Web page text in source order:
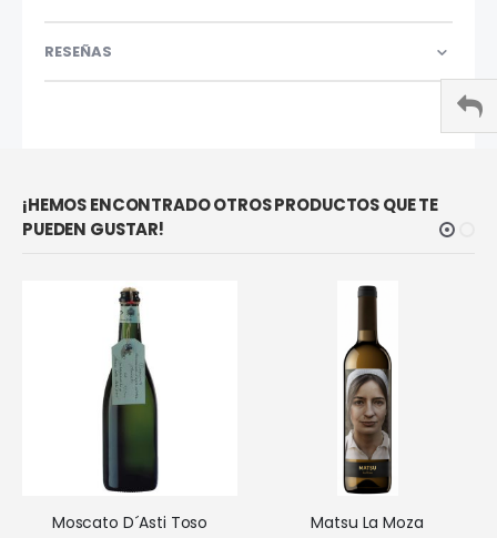
RESEÑAS
¡HEMOS ENCONTRADO OTROS PRODUCTOS QUE TE
PUEDEN GUSTAR!
Moscato D´Asti Toso Matsu La Moza